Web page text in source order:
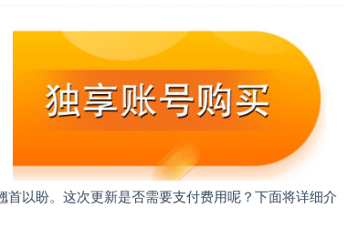
以盼。这次更新是否需要支付费用呢？下面将详细介